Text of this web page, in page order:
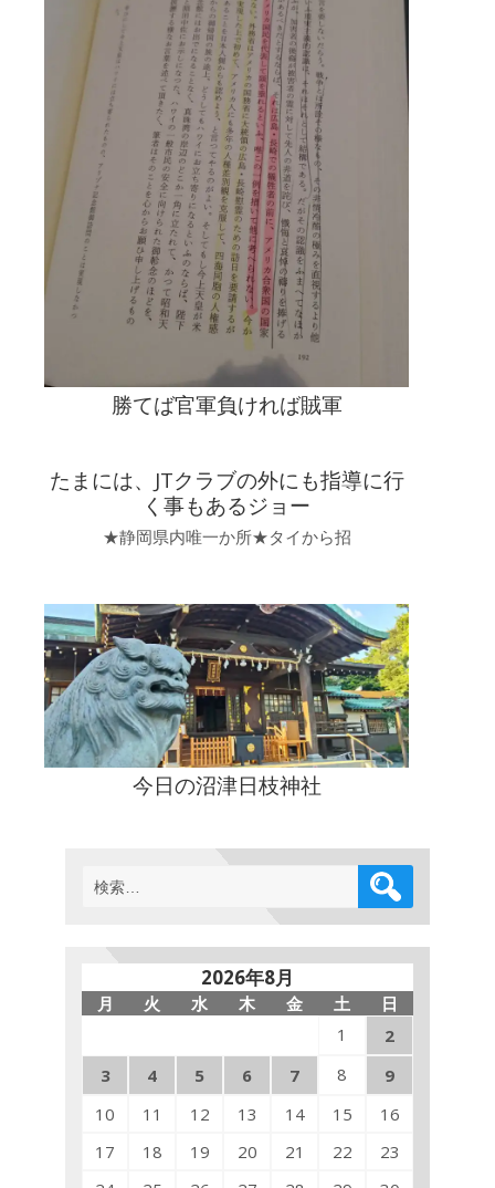
勝てば官軍負ければ賊軍
たまには、JTクラブの外にも指導に行
く事もあるジョー
★静岡県内唯一か所★タイから招
今日の沼津日枝神社
検
索:
2026年8月
月 火 水 木 金 土
日
1
2
3
4 5 6 7 8
9
10
11 12 13 14 15
16
17
18 19 20 21 22
23